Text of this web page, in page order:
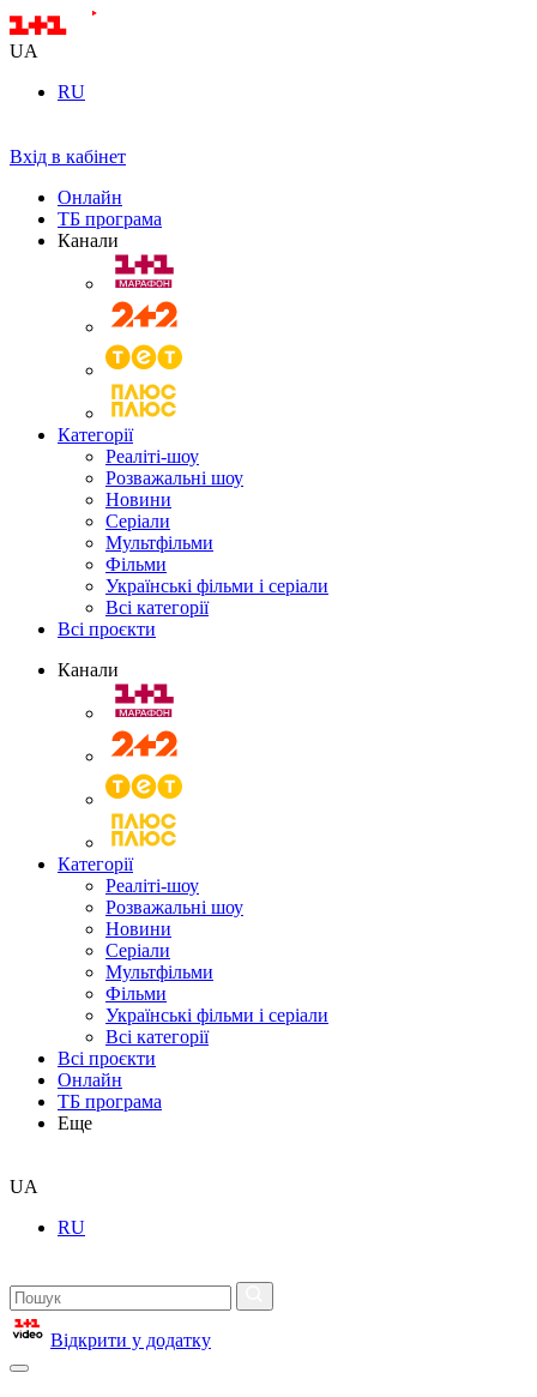
UA
RU
Вхід в кабінет
Онлайн
ТБ програма
Канали
Категорії
Реаліті-шоу
Розважальні шоу
Новини
Серіали
Мультфільми
Фільми
Українські фільми і серіали
Всі категорії
Всі проєкти
Канали
Категорії
Реаліті-шоу
Розважальні шоу
Новини
Серіали
Мультфільми
Фільми
Українські фільми і серіали
Всі категорії
Всі проєкти
Онлайн
ТБ програма
Еще
UA
RU
Відкрити у додатку